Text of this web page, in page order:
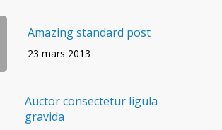
Amazing standard post
23 mars 2013
Auctor consectetur ligula
gravida